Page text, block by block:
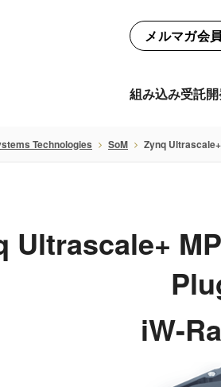
メルマガ会
組み込み受託
Technologies SoM Zynq
Ultrascale+
iW-